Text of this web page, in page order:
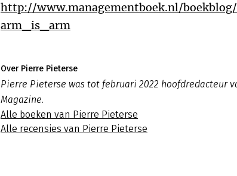
http://www.managementboek.nl/
arm_is_arm
Over Pierre Pieterse
Pierre Pieterse was tot februari 2022 hoofdredacteur
Magazine.
Alle boeken van Pierre Pieterse
Alle recensies van Pierre Pieterse